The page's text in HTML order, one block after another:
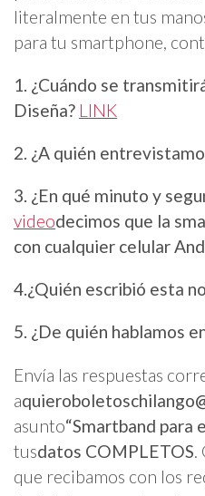
literalmente en tus
para tu smartphone,
1. ¿Cuándo se
Diseña? LINK
2. ¿A quién
3. ¿En qué minuto y
videodecimos que la
con cualquier celular
4.¿Quién escribió esta
5. ¿De quién hablamos
Envía las respuestas
a
asunto“Smartband para
tusdatos COMPLETOS.
que recibamos con los